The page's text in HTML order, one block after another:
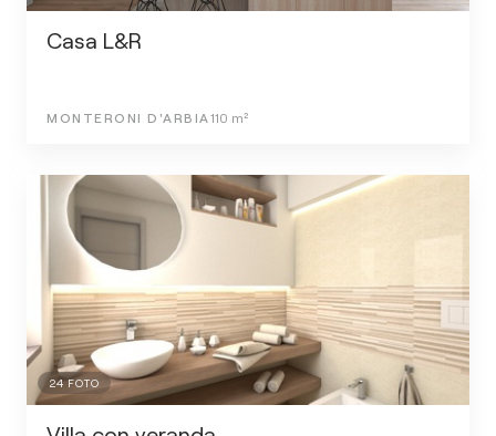
Casa L&R
MONTERONI D'ARBIA 110 m²
24FOTO